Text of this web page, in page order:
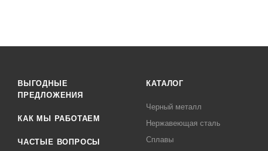
ВЫГОДНЫЕ
ПРЕДЛОЖЕНИЯ
КАК МЫ РАБОТАЕМ
ЧАСТЫЕ ВОПРОСЫ
КАТАЛОГ
Черный металл
Нержавеющая сталь
Сплавы